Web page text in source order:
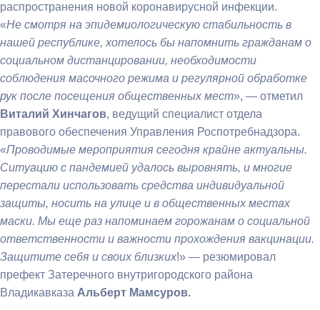
распространения новой коронавирусной инфекции.
«Не смотря на эпидемиологическую стабильность в
нашей республике, хотелось бы напомнить гражданам о
социальном дистанцировании, необходимости
соблюдения масочного режима и регулярной обработке
рук после посещения общественных мест», — отметил
Виталий Хинчагов, ведущий специалист отдела
правового обеспечения Управления Роспотребнадзора.
«Проводимые мероприятия сегодня крайне актуальны.
Ситуацию с пандемией удалось выровнять, и многие
перестали использовать средства индивидуальной
защиты, носить на улице и в общественных местах
маски. Мы еще раз напоминаем горожанам о социальной
ответственности и важности прохождения вакцинации.
Защитите себя и своих близких!» — резюмировал
префект Затеречного внутригородского района
Владикавказа Альберт Мамсуров.